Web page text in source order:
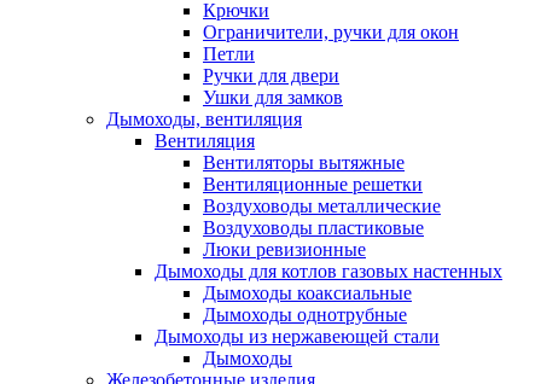
Крючки
Ограничители, ручки для окон
Петли
Ручки для двери
Ушки для замков
Дымоходы, вентиляция
Вентиляция
Вентиляторы вытяжные
Вентиляционные решетки
Воздуховоды металлические
Воздуховоды пластиковые
Люки ревизионные
Дымоходы для котлов газовых настенных
Дымоходы коаксиальные
Дымоходы однотрубные
Дымоходы из нержавеющей стали
Дымоходы
Железобетонные изделия